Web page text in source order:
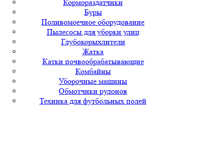
Кормораздатчики
Буры
Поливомоечное оборудование
Пылесосы для уборки улиц
Глубокорыхлители
Жатка
Катки почвообрабатывающие
Комбайны
Уборочные машины
Обмотчики рулонов
Техника для футбольных полей